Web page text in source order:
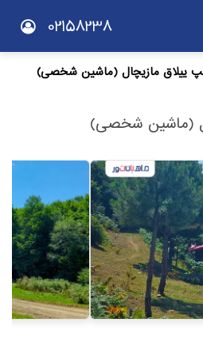
02158238
ییلاق مازیچال (ماشین شخصی)
(ماشین شخصی)